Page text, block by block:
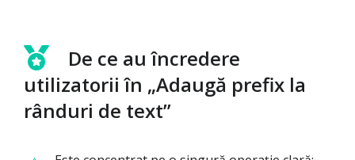
De ce au încredere
utilizatorii în „Adaugă prefix la
rânduri de text”